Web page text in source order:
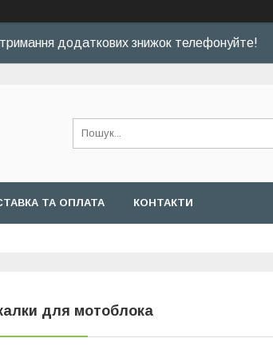
додаткових знижок телефонуйте!
ТА ОПЛАТА КОНТАКТИ
для мотоблока